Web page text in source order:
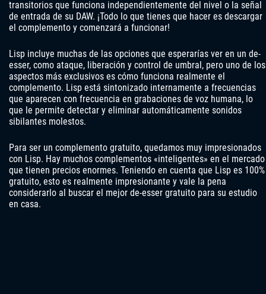
transitorios que funciona independientemente del nivel o la señal
de entrada de su DAW. ¡Todo lo que tienes que hacer es descargar
el complemento y comenzará a funcionar!
Lisp incluye muchas de las opciones que esperarías ver en un de-
esser, como ataque, liberación y control de umbral, pero uno de los
aspectos más exclusivos es cómo funciona realmente el
complemento. Lisp está sintonizado internamente a frecuencias
que aparecen con frecuencia en grabaciones de voz humana, lo
que le permite detectar y eliminar automáticamente sonidos
sibilantes molestos.
Para ser un complemento gratuito, quedamos muy impresionados
con Lisp. Hay muchos complementos «inteligentes» en el mercado
que tienen precios enormes. Teniendo en cuenta que Lisp es 100%
gratuito, esto es realmente impresionante y vale la pena
considerarlo al buscar el mejor de-esser gratuito para su estudio
en casa.